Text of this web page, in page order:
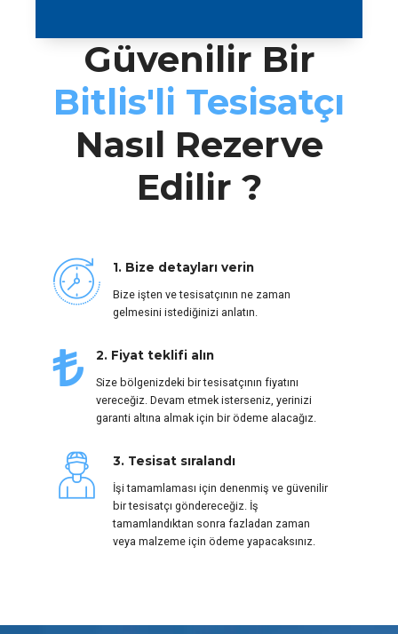
Güvenilir Bir
Bitlis'li Tesisatçı
Nasıl Rezerve
Edilir ?
1. Bize detayları verin
Bize işten ve tesisatçının ne zaman
gelmesini istediğinizi anlatın.
2. Fiyat teklifi alın
Size bölgenizdeki bir tesisatçının fiyatını
vereceğiz. Devam etmek isterseniz, yerinizi
garanti altına almak için bir ödeme alacağız.
3. Tesisat sıralandı
İşi tamamlaması için denenmiş ve güvenilir
bir tesisatçı göndereceğiz. İş
tamamlandıktan sonra fazladan zaman
veya malzeme için ödeme yapacaksınız.